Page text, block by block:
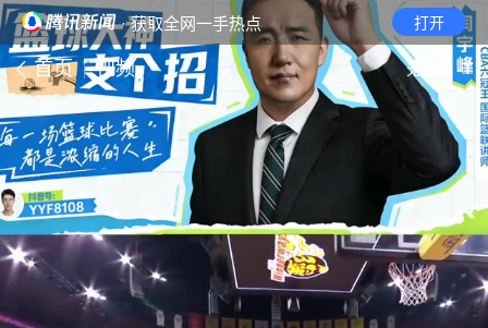
· 获取全网一手热点 打开
首页 视频 无障碍